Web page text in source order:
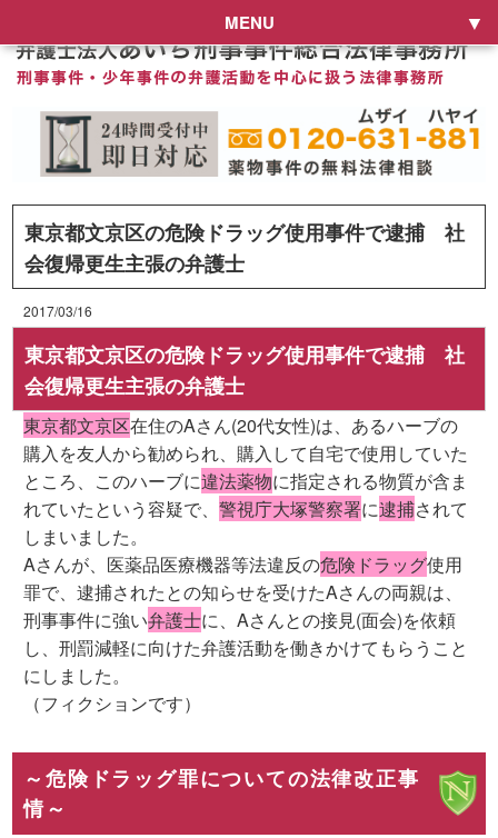
MENU
東京都文京区の危険ドラッグ使用事件で逮捕 社
会復帰更生主張の弁護士
2017/03/16
東京都文京区の危険ドラッグ使用事件で逮捕 社
会復帰更生主張の弁護士
東京都文京区在住のAさん(20代女性)は、あるハーブの
購入を友人から勧められ、購入して自宅で使用していた
ところ、このハーブに違法薬物に指定される物質が含ま
れていたという容疑で、警視庁大塚警察署に逮捕されて
しまいました。
Aさんが、医薬品医療機器等法違反の危険ドラッグ使用
罪で、逮捕されたとの知らせを受けたAさんの両親は、
刑事事件に強い弁護士に、Aさんとの接見(面会)を依頼
し、刑罰減軽に向けた弁護活動を働きかけてもらうこと
にしました。
（フィクションです）
～危険ドラッグ罪についての法律改正事
情～